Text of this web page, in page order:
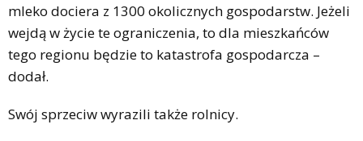
mleko dociera z 1300 okolicznych gospodarstw. Jeżeli
wejdą w życie te ograniczenia, to dla mieszkańców
tego regionu będzie to katastrofa gospodarcza –
dodał.
Swój sprzeciw wyrazili także rolnicy.